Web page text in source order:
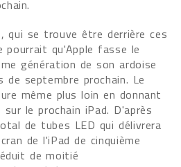
qui se trouve être derrière ces
pourrait qu'Apple fasse le
génération de son ardoise
septembre prochain. Le
même plus loin en donnant
le prochain iPad. D'après
de tubes LED qui délivrera
de l'iPad de cinquième
de moitié